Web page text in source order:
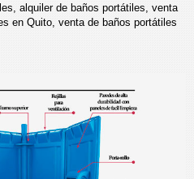
alquiler de baños portátiles, venta
en Quito, venta de baños portátiles